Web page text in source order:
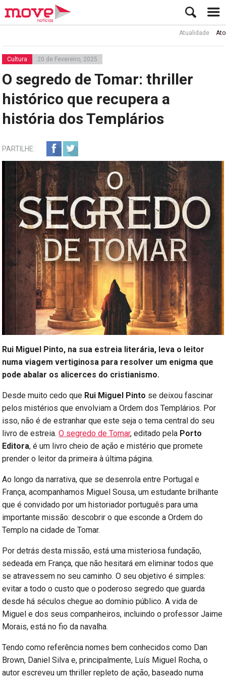
Atualidade Ator Rui
Cultura 20 de Fevereiro, 2025
O segredo de Tomar: thriller
histórico que recupera a
história dos Templários
PARTILHE:
Rui Miguel Pinto, na sua estreia literária, leva o leitor
numa viagem vertiginosa para resolver um enigma que
pode abalar os alicerces do cristianismo.
Desde muito cedo que Rui Miguel Pinto se deixou fascinar
pelos mistérios que envolviam a Ordem dos Templários. Por
isso, não é de estranhar que este seja o tema central do seu
livro de estreia.O segredo de Tomar, editado pela Porto
Editora, é um livro cheio de ação e mistério que promete
prender o leitor da primeira à última página.
Ao longo da narrativa, que se desenrola entre Portugal e
França, acompanhamos Miguel Sousa, um estudante brilhante
que é convidado por um historiador português para uma
importante missão: descobrir o que esconde a Ordem do
Templo na cidade de Tomar.
Por detrás desta missão, está uma misteriosa fundação,
sedeada em França, que não hesitará em eliminar todos que
se atravessem no seu caminho. O seu objetivo é simples:
evitar a todo o custo que o poderoso segredo que guarda
desde há séculos chegue ao domínio público. A vida de
Miguel e dos seus companheiros, incluindo o professor Jaime
Morais, está no fio da navalha.
Tendo como referência nomes bem conhecidos como Dan
Brown, Daniel Silva e, principalmente, Luís Miguel Rocha, o
autor escreveu um thriller repleto de ação, baseado numa